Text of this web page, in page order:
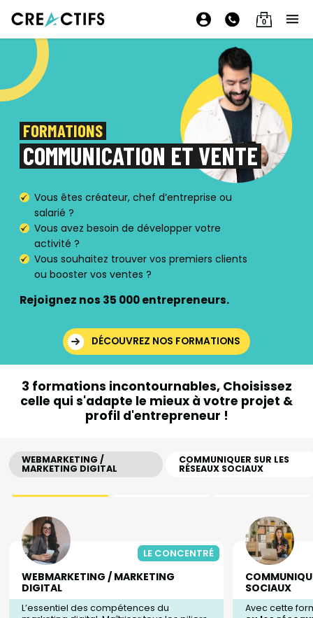
0
FORMATIONS
COMMUNICATION ET VENTE
Vous êtes créateur, chef d’entreprise ou
salarié ?
Vous avez besoin de développer votre
activité ?
Vous souhaitez trouver vos premiers clients
ou booster vos ventes ?
Rejoignez nos 35 000 entrepreneurs.
DÉCOUVREZ NOS FORMATIONS
3 formations incontournables, Choisissez
celle qui s'adapte le mieux à votre projet &
profil d'entrepreneur !
WEBMARKETING /
MARKETING DIGITAL
COMMUNIQUER SUR LES
RÉSEAUX SOCIAUX
LE CONCENTRÉ
WEBMARKETING / MARKETING
DIGITAL
L’essentiel des compétences du
SOCIAUX
Avec cette